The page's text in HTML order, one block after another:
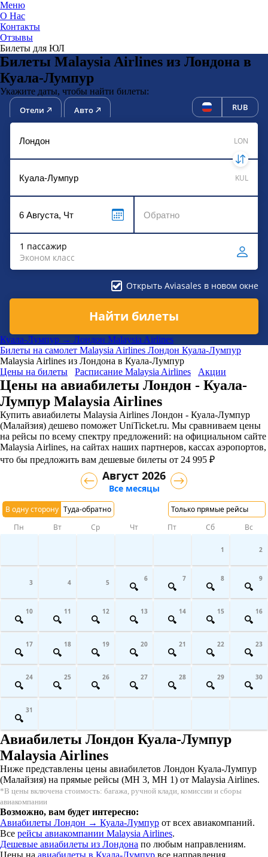
Меню
О Нас
Контакты
Отзывы
Билеты для ЮЛ
Билеты Malaysia Airlines из Лондона в
Куала-Лумпур
Укажите даты, чтобы найти билеты:
Отели Авто RUB
LON
KUL
1 пассажир
Эконом класс
Открыть Aviasales в новом окне
Найти билеты
Куала-Лумпур → Лондон Malaysia Airlines
Билеты на самолет Malaysia Airlines Лондон Куала-Лумпур
Malaysia Airlines из Лондона в Куала-Лумпур
Цены на билеты
Расписание Malaysia Airlines Акции
Цены на авиабилеты Лондон - Куала-
Лумпур Malaysia Airlines
Купить авиабилеты Malaysia Airlines Лондон - Куала-Лумпур
(Малайзия) дешево поможет UniTicket.ru. Мы сравниваем цены
на рейсы по всему спектру предложений: на официальном сайте
Malaysia Airlines, на сайтах наших партнеров, кассах аэропортов,
что бы предложить вам дешевые билеты от 24 995 ₽
В одну сторону Туда-обратно Только прямые рейсы
Август 2026
Все месяцы
Пн Вт Ср Чт Пт Сб Вс
1 2
3 4 5 6 7 8 9
10 11 12 13 14 15 16
17 18 19 20 21 22 23
24 25 26 27 28 29 30
31
Авиабилеты Лондон Куала-Лумпур
Malaysia Airlines
Ниже представлены цены авиабилетов Лондон Куала-Лумпур
(Малайзия) на прямые рейсы (MH 3, MH 1) от Malaysia Airlines.
*В цены включена стоимость: багажа, ручной клади, комиссии и сборы
авиакомпании
Возможно, вам будет интересно:
Авиабилеты Лондон → Куала-Лумпур от всех авиакомпаний.
Все рейсы авиакомпании Malaysia Airlines.
Дешевые авиабилеты из Лондона по любым направлениям.
Цены на авиабилеты в Куала-Лумпур все направления.